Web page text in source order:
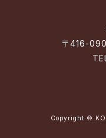
〒416-
Copyright ©